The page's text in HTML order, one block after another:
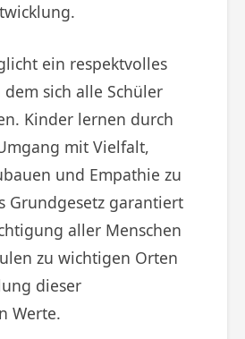
ein respektvolles
sich alle Schüler
Kinder lernen durch
mit Vielfalt,
und Empathie zu
Grundgesetz garantiert
aller Menschen
zu wichtigen Orten
dieser
Werte.